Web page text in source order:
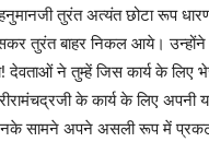
तुरंत अत्यंत छोटा रूप
तुरंत बाहर निकल आये।
देवताओं ने तुम्हें जिस कार्य के लिए
के कार्य के लिए अपनी
सामने अपने असली रूप में